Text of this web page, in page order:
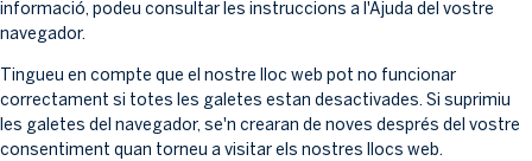
informació, podeu consultar les instruccions a l'Ajuda del vostre
navegador.
Tingueu en compte que el nostre lloc web pot no funcionar
correctament si totes les galetes estan desactivades. Si suprimiu
les galetes del navegador, se'n crearan de noves després del vostre
consentiment quan torneu a visitar els nostres llocs web.